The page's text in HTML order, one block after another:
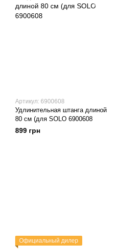
Артикул: 6900608
Удлинительная штанга длиной
80 см (для SOLO 6900608
899 грн
Официальный дилер